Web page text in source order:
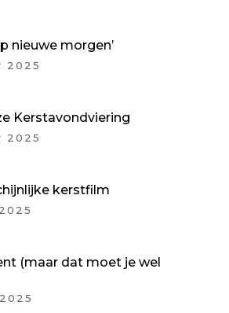
nieuwe morgen’
2025
Kerstavondviering
2025
kerstfilm
(maar dat moet je wel